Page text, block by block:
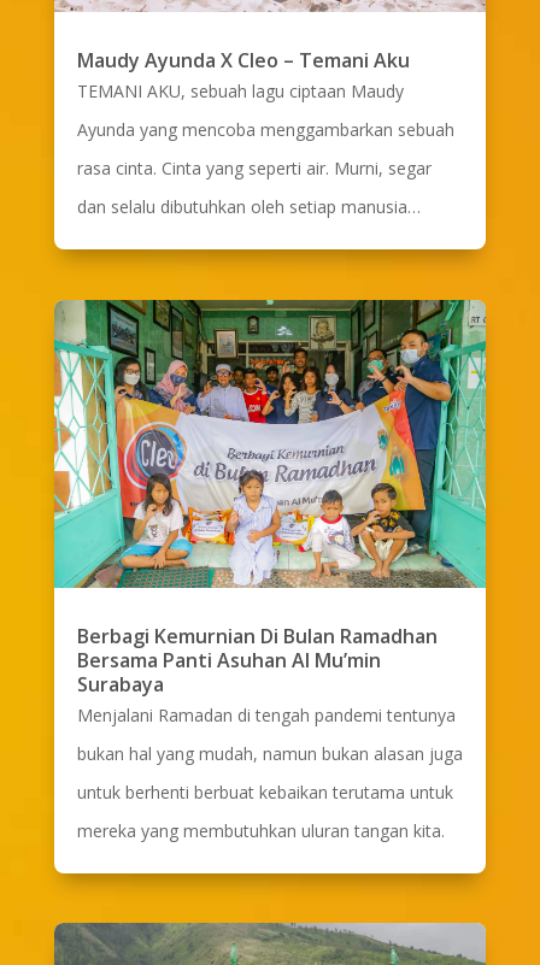
Maudy Ayunda X Cleo – Temani Aku
TEMANI AKU, sebuah lagu ciptaan Maudy
Ayunda yang mencoba menggambarkan sebuah
rasa cinta. Cinta yang seperti air. Murni, segar
dan selalu dibutuhkan oleh setiap manusia…
Berbagi Kemurnian Di Bulan Ramadhan
Bersama Panti Asuhan Al Mu’min
Surabaya
Menjalani Ramadan di tengah pandemi tentunya
bukan hal yang mudah, namun bukan alasan juga
untuk berhenti berbuat kebaikan terutama untuk
mereka yang membutuhkan uluran tangan kita.